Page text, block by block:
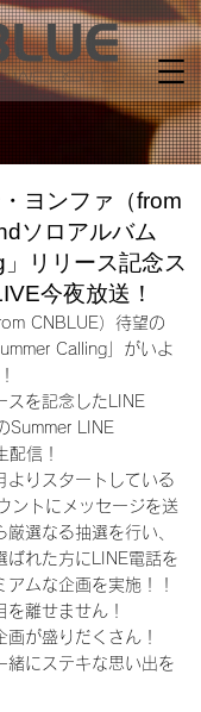
ヨンファ（from
ソロアルバム
」リリース記念ス
今夜放送！
CNBLUE）待望の
Calling」がいよ
スを記念したLINE
Summer LINE
配信！
よりスタートしている
ントにメッセージを送
選なる抽選を行い、
ばれた方にLINE電話を
ムな企画を実施！！
離せません！
が盛りだくさん！
緒にステキな思い出を